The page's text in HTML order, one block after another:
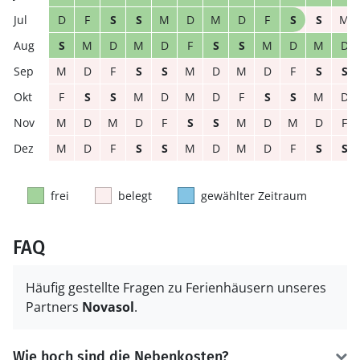
D
F S S M D M D F S S
M
S
M D M D F S S M D M
D
M
D F S S M D M D F S
S
F
S S M D M D F S S M
D
M
D M D F S S M D M D
F
M
D F S S M D M D F S S
frei belegt gewählter Zeitraum
FAQ
Häufig gestellte Fragen zu Ferienhäusern unseres
Partners Novasol.